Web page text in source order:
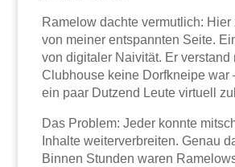
Ramelow dachte vermutlich: Hier
von meiner entspannten Seite.
von digitaler Naivität. Er verstand
Clubhouse keine Dorfkneipe war
ein paar Dutzend Leute virtuell
Das Problem: Jeder konnte
Inhalte weiterverbreiten. Genau
Binnen Stunden waren